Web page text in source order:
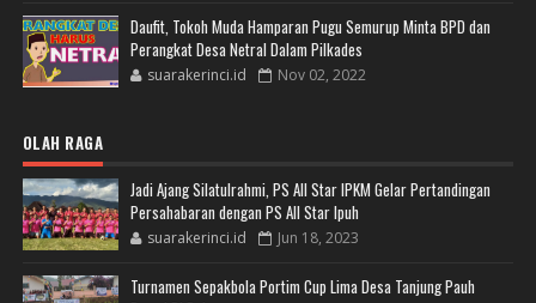
Daufit, Tokoh Muda Hamparan Pugu Semurup Minta BPD dan
Perangkat Desa Netral Dalam Pilkades
suarakerinci.id Nov 02, 2022
OLAH RAGA
Jadi Ajang Silatulrahmi, PS All Star IPKM Gelar Pertandingan
Persahabaran dengan PS All Star Ipuh
suarakerinci.id Jun 18, 2023
Turnamen Sepakbola Portim Cup Lima Desa Tanjung Pauh